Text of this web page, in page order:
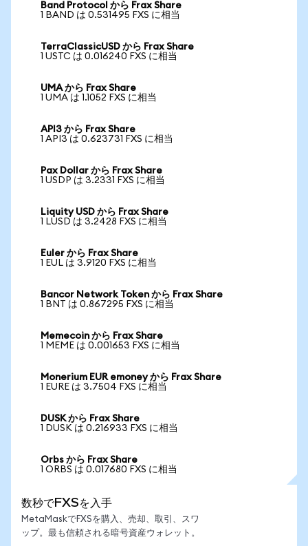
Band Protocol から Frax Share
1 BAND は 0.531495 FXS に相当
TerraClassicUSD から Frax Share
1 USTC は 0.016240 FXS に相当
UMA から Frax Share
1 UMA は 1.1052 FXS に相当
API3 から Frax Share
1 API3 は 0.623731 FXS に相当
Pax Dollar から Frax Share
1 USDP は 3.2331 FXS に相当
Liquity USD から Frax Share
1 LUSD は 3.2428 FXS に相当
Euler から Frax Share
1 EUL は 3.9120 FXS に相当
Bancor Network Token から Frax Share
1 BNT は 0.867295 FXS に相当
Memecoin から Frax Share
1 MEME は 0.001653 FXS に相当
Monerium EUR emoney から Frax Share
1 EURE は 3.7504 FXS に相当
DUSK から Frax Share
1 DUSK は 0.216933 FXS に相当
Orbs から Frax Share
1 ORBS は 0.017680 FXS に相当
数秒でFXSを入手
MetaMaskでFXSを購入、売却、取引、スワ
ップ。最も信頼される暗号資産ウォレット。